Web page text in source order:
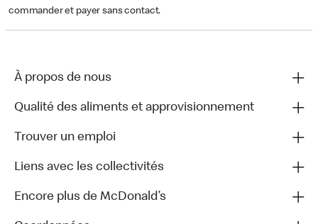
commander et payer sans contact.
À propos de nous
Qualité des aliments et approvisionnement
Trouver un emploi
Liens avec les collectivités
Encore plus de McDonald’s